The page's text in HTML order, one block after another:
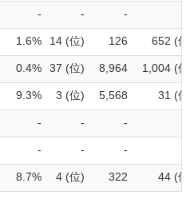
- - -
1.6% 14 (位) 126 652 (位)
0.4% 37 (位) 8,964 1,004 (位)
9.3% 3 (位) 5,568 31 (位)
- - -
- - -
8.7% 4 (位) 322 44 (位)